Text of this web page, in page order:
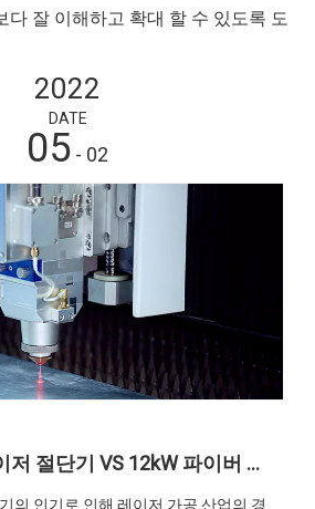
다 잘 이해하고 확대 할 수 있도록 도
2022
DATE
05 - 02
6kW 파이버 레이저 절단기 VS 12kW 파이버 레이저 절단기, 어느 것이 더 비용 효율적인가요?
의 인기로 인해 레이저 가공 산업의 경